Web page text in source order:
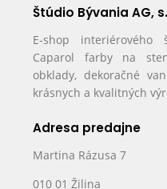
Štúdio Bývania AG,
E-shop
Caparol farby na
obklady, dekoračné
krásnych a kvalitných
Adresa predajne
Martina Rázusa 7
010 01 Žilina